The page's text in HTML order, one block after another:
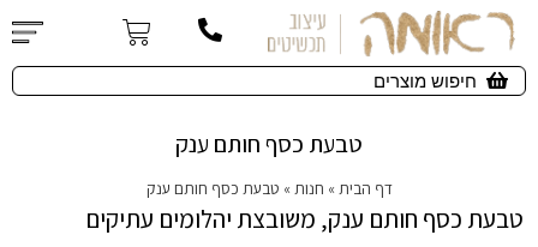
טבעת כסף חותם ענק
דף הבית » חנות » טבעת כסף חותם ענק
טבעת כסף חותם ענק, משובצת יהלומים עתיקים